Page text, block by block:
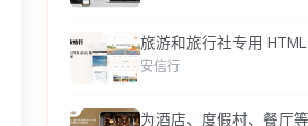
旅游和旅行社专用
安信行
为酒店、度假村、餐厅